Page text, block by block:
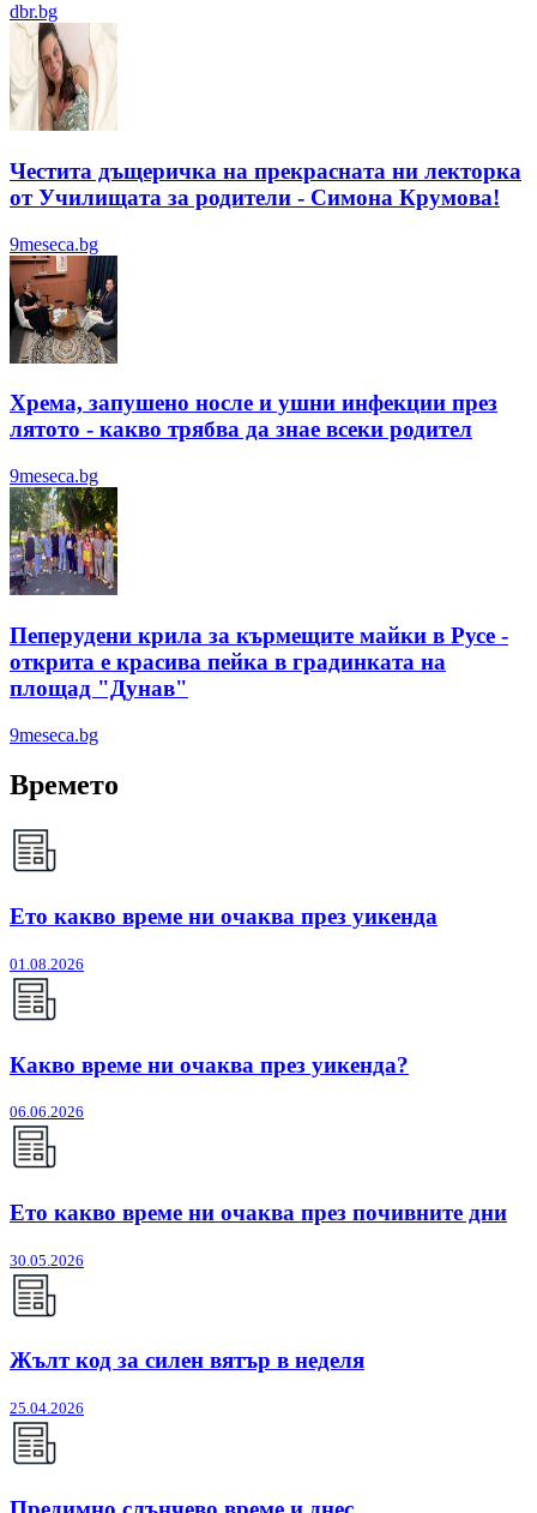
dbr.bg
Честита дъщеричка на прекрасната ни лекторка
от Училищата за родители - Симона Крумова!
9meseca.bg
Хрема, запушено носле и ушни инфекции през
лятотo - какво трябва да знае всеки родител
9meseca.bg
Пеперудени крила за кърмещите майки в Русе -
открита е красива пейка в градинката на
площад "Дунав"
9meseca.bg
Времето
Ето какво време ни очаква през уикенда
01.08.2026
Какво време ни очаква през уикенда?
06.06.2026
Ето какво време ни очаква през почивните дни
30.05.2026
Жълт код за силен вятър в неделя
25.04.2026